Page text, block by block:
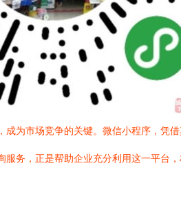
为市场竞争的关键。微信小程序，凭
务，正是帮助企业充分利用这一平台